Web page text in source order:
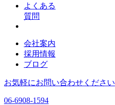
よくある
質問
会社案内
採用情報
ブログ
お気軽にお問い合わせください
06-6908-1594